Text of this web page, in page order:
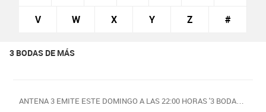
V W X Y Z #
3 BODAS DE MÁS
ANTENA 3 EMITE ESTE DOMINGO A LAS 22:00 HORAS '3 BODAS DE MÁS'